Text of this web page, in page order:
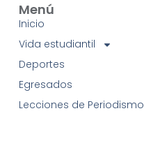
Menú
Inicio
Vida estudiantil
Deportes
Egresados
Lecciones de Periodismo